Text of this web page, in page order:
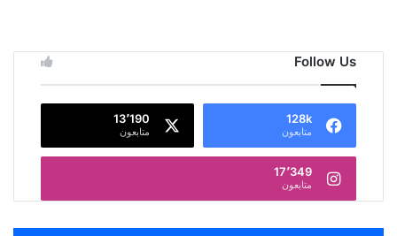
Follow Us
128k
متابعون
13٬190
متابعون
17٬349
متابعون